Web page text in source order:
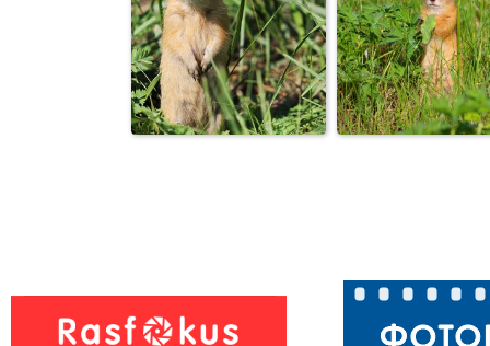
Суслики Суслик
Суслик
ожидании